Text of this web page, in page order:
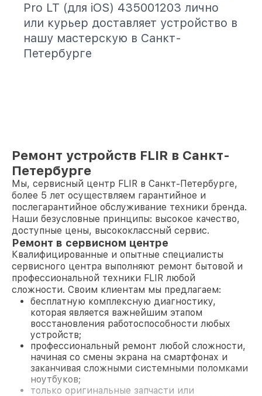
Pro LT (для iOS) 435001203 лично
или курьер доставляет устройство в
нашу мастерскую в Санкт-
Петербурге
Ремонт устройств FLIR в Санкт-
Петербурге
Мы, сервисный центр FLIR в Санкт-Петербурге,
более 5 лет осуществляем гарантийное и
послегарантийное обслуживание техники бренда.
Наши безусловные принципы: высокое качество,
доступные цены, высококлассный сервис.
Ремонт в сервисном центре
Квалифицированные и опытные специалисты
сервисного центра выполняют ремонт бытовой и
профессиональной техники FLIR любой
сложности. Своим клиентам мы предлагаем:
бесплатную комплексную диагностику,
которая является важнейшим этапом
восстановления работоспособности любых
устройств;
профессиональный ремонт любой сложности,
начиная со смены экрана на смартфонах и
заканчивая сложными системными поломками
ноутбуков;
только оригинальные запчасти или